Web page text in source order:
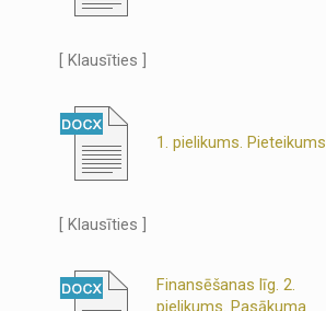
[ Klausīties ]
1. pielikums. Pieteikums
[ Klausīties ]
Finansēšanas līg. 2.
pielikums. Pasākuma